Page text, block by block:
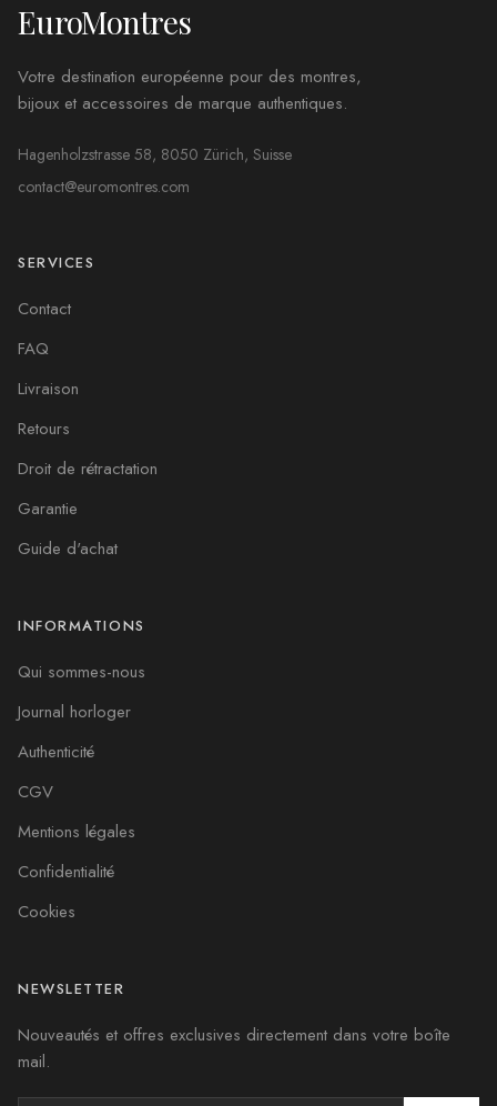
EuroMontres
Votre destination européenne pour des montres,
bijoux et accessoires de marque authentiques.
Hagenholzstrasse 58, 8050 Zürich, Suisse
contact@euromontres.com
SERVICES
Contact
FAQ
Livraison
Retours
Droit de rétractation
Garantie
Guide d'achat
INFORMATIONS
Qui sommes-nous
Journal horloger
Authenticité
CGV
Mentions légales
Confidentialité
Cookies
NEWSLETTER
Nouveautés et offres exclusives directement dans votre boîte
mail.